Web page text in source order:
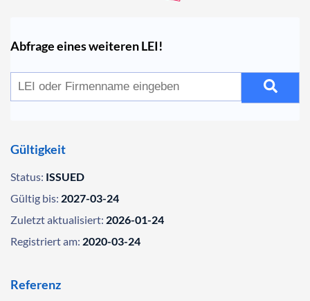
Abfrage eines weiteren LEI!
Gültigkeit
Status: ISSUED
Gültig bis: 2027-03-24
Zuletzt aktualisiert: 2026-01-24
Registriert am: 2020-03-24
Referenz